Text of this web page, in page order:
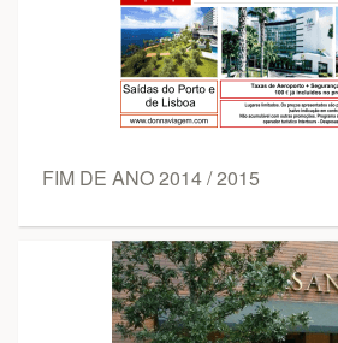
FIM DE ANO 2014 / 2015